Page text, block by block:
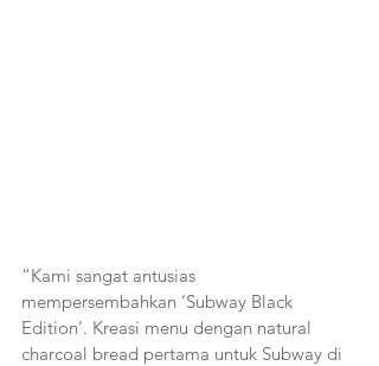
“Kami sangat antusias
mempersembahkan ‘Subway Black
Edition’. Kreasi menu dengan natural
charcoal bread pertama untuk Subway di